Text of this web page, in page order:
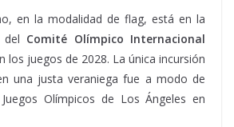
en la modalidad de flag, está en la
Comité Olímpico Internacional
los juegos de 2028. La única incursión
una justa veraniega fue a modo de
Olímpicos de Los Ángeles en